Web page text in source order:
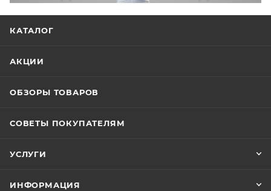
КАТАЛОГ
АКЦИИ
ОБЗОРЫ ТОВАРОВ
СОВЕТЫ ПОКУПАТЕЛЯМ
УСЛУГИ
ИНФОРМАЦИЯ